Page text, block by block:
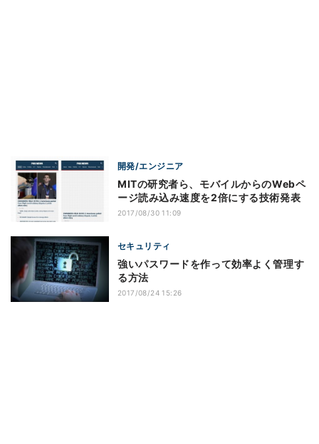
開発/エンジニア
MITの研究者ら、モバイルからのWebペ
ージ読み込み速度を2倍にする技術発表
2017/08/30 11:09
セキュリティ
強いパスワードを作って効率よく管理す
る方法
2017/08/24 15:26